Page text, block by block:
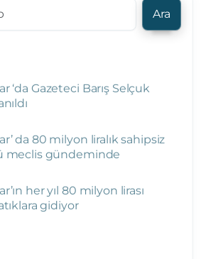
Ara
‘da Gazeteci Barış Selçuk
da 80 milyon liralık sahipsiz
meclis gündeminde
her yıl 80 milyon lirası
gidiyor